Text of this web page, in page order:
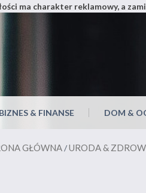
ma charakter reklamowy, a
pełne wszystkiego
BIZNES & FINANSE DOM &
GŁÓWNA/URODA &